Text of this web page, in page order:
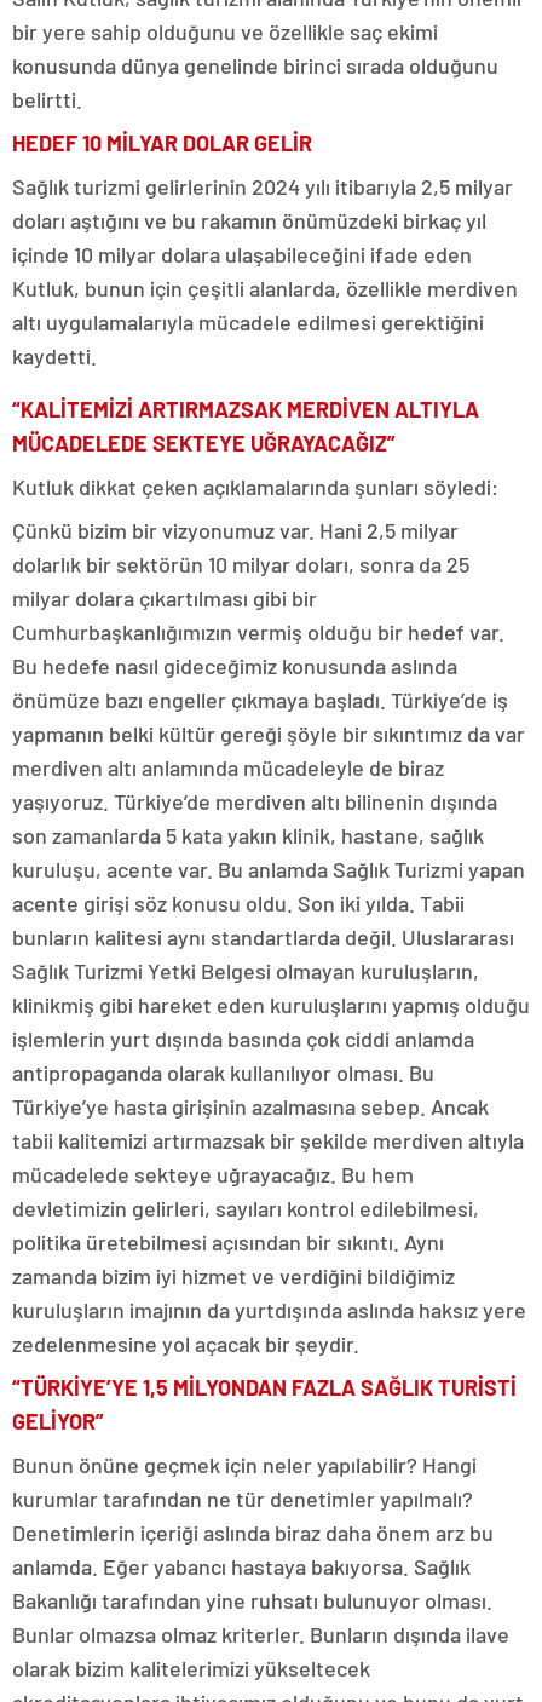
bir yere sahip olduğunu ve özellikle saç ekimi
konusunda dünya genelinde birinci sırada olduğunu
belirtti.
HEDEF 10 MİLYAR DOLAR GELİR
Sağlık turizmi gelirlerinin 2024 yılı itibarıyla 2,5 milyar
doları aştığını ve bu rakamın önümüzdeki birkaç yıl
içinde 10 milyar dolara ulaşabileceğini ifade eden
Kutluk, bunun için çeşitli alanlarda, özellikle merdiven
altı uygulamalarıyla mücadele edilmesi gerektiğini
kaydetti.
“KALİTEMİZİ ARTIRMAZSAK MERDİVEN ALTIYLA
MÜCADELEDE SEKTEYE UĞRAYACAĞIZ”
Kutluk dikkat çeken açıklamalarında şunları söyledi:
Çünkü bizim bir vizyonumuz var. Hani 2,5 milyar
dolarlık bir sektörün 10 milyar doları, sonra da 25
milyar dolara çıkartılması gibi bir
Cumhurbaşkanlığımızın vermiş olduğu bir hedef var.
Bu hedefe nasıl gideceğimiz konusunda aslında
önümüze bazı engeller çıkmaya başladı. Türkiye’de iş
yapmanın belki kültür gereği şöyle bir sıkıntımız da var
merdiven altı anlamında mücadeleyle de biraz
yaşıyoruz. Türkiye’de merdiven altı bilinenin dışında
son zamanlarda 5 kata yakın klinik, hastane, sağlık
kuruluşu, acente var. Bu anlamda Sağlık Turizmi yapan
acente girişi söz konusu oldu. Son iki yılda. Tabii
bunların kalitesi aynı standartlarda değil. Uluslararası
Sağlık Turizmi Yetki Belgesi olmayan kuruluşların,
klinikmiş gibi hareket eden kuruluşlarını yapmış olduğu
işlemlerin yurt dışında basında çok ciddi anlamda
antipropaganda olarak kullanılıyor olması. Bu
Türkiye’ye hasta girişinin azalmasına sebep. Ancak
tabii kalitemizi artırmazsak bir şekilde merdiven altıyla
mücadelede sekteye uğrayacağız. Bu hem
devletimizin gelirleri, sayıları kontrol edilebilmesi,
politika üretebilmesi açısından bir sıkıntı. Aynı
zamanda bizim iyi hizmet ve verdiğini bildiğimiz
kuruluşların imajının da yurtdışında aslında haksız yere
zedelenmesine yol açacak bir şeydir.
“TÜRKİYE’YE 1,5 MİLYONDAN FAZLA SAĞLIK TURİSTİ
GELİYOR”
Bunun önüne geçmek için neler yapılabilir? Hangi
kurumlar tarafından ne tür denetimler yapılmalı?
Denetimlerin içeriği aslında biraz daha önem arz bu
anlamda. Eğer yabancı hastaya bakıyorsa. Sağlık
Bakanlığı tarafından yine ruhsatı bulunuyor olması.
Bunlar olmazsa olmaz kriterler. Bunların dışında ilave
olarak bizim kalitelerimizi yükseltecek